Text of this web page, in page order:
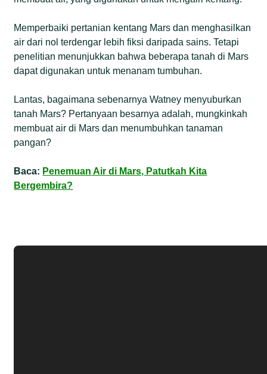
Memperbaiki pertanian kentang Mars dan menghasilkan
air dari nol terdengar lebih fiksi daripada sains. Tetapi
penelitian menunjukkan bahwa beberapa tanah di Mars
dapat digunakan untuk menanam tumbuhan.
Lantas, bagaimana sebenarnya Watney menyuburkan
tanah Mars? Pertanyaan besarnya adalah, mungkinkah
membuat air di Mars dan menumbuhkan tanaman
pangan?
Baca: Penemuan Air di Mars, Patutkah Kita
Bergembira?